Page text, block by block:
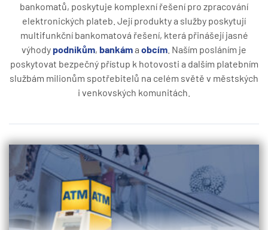
bankomatů, poskytuje komplexní řešení pro zpracování
elektronických plateb. Její produkty a služby poskytují
multifunkční bankomatová řešení, která přinášejí jasné
výhodypodnikům, bankáma obcím . Naším posláním je
poskytovat bezpečný přístup k hotovosti a dalším platebním
službám milionům spotřebitelů na celém světě v městských
i venkovských komunitách.